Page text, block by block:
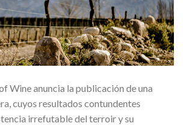
Wine anuncia la publicación de una
cuyos resultados contundentes
irrefutable del terroir y su